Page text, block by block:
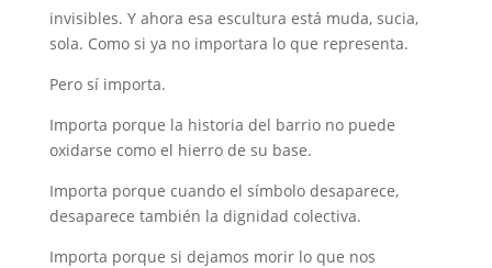
invisibles. Y ahora esa escultura está muda, sucia,
sola. Como si ya no importara lo que representa.
Pero sí importa.
Importa porque la historia del barrio no puede
oxidarse como el hierro de su base.
Importa porque cuando el símbolo desaparece,
desaparece también la dignidad colectiva.
Importa porque si dejamos morir lo que nos